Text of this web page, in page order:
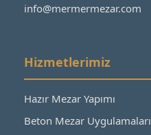
info@mermermezar.com
Hizmetlerimiz
Hazır Mezar Yapımı
Beton Mezar Uygulamaları